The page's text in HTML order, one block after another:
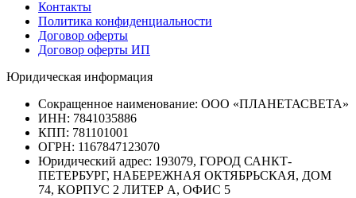
Контакты
Политика конфиденциальности
Договор оферты
Договор оферты ИП
Юридическая информация
Сокращенное наименование: ООО «ПЛАНЕТАСВЕТА»
ИНН: 7841035886
КПП: 781101001
ОГРН: 1167847123070
Юридический адрес: 193079, ГОРОД САНКТ-
ПЕТЕРБУРГ, НАБЕРЕЖНАЯ ОКТЯБРЬСКАЯ, ДОМ
74, КОРПУС 2 ЛИТЕР А, ОФИС 5